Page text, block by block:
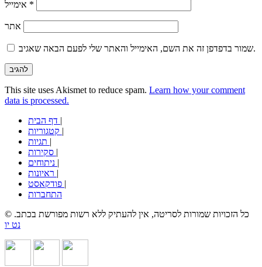
*
אתר
שמור בדפדפן זה את השם, האימייל והאתר שלי לפעם הבאה שאגיב.
This site uses Akismet to reduce spam. Learn how your comment
data is processed.
|
|
|
|
|
|
|
התחברות
© כל הזכויות שמורות לסריטה, אין להעתיק ללא רשות מפורשת בכתב.
נט יו